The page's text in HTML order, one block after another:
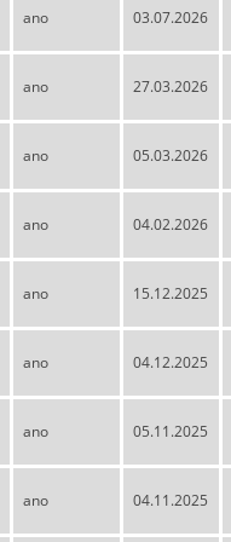
ano 03.07.2026
ano 27.03.2026
ano 05.03.2026
ano 04.02.2026
ano 15.12.2025
ano 04.12.2025
ano 05.11.2025
ano 04.11.2025